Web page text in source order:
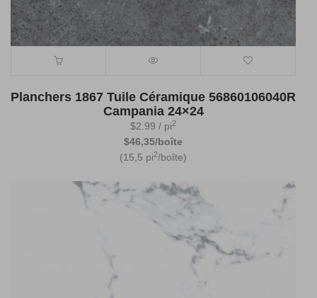
Planchers 1867 Tuile Céramique 56860106040R
Campania 24×24
$2.99 / pi2
$46,35/boîte
(15,5 pi2/boîte)